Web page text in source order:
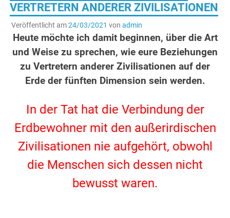
VERTRETERN ANDERER ZIVILISATIONEN
Veröffentlicht am24/03/2021 von admin
Heute möchte ich damit beginnen, über die Art
und Weise zu sprechen, wie eure Beziehungen
zu Vertretern anderer Zivilisationen auf der
Erde der fünften Dimension sein werden.
In der Tat hat die Verbindung der
Erdbewohner mit den außerirdischen
Zivilisationen nie aufgehört, obwohl
die Menschen sich dessen nicht
bewusst waren.